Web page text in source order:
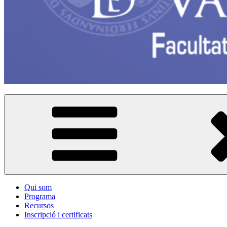
Qui som
Programa
Recursos
Inscripció i certificats